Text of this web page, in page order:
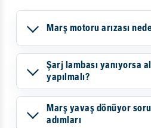
Marş motoru arızası
Şarj lambası yanıyorsa
yapılmalı?
Marş yavaş dönüyor
adımları